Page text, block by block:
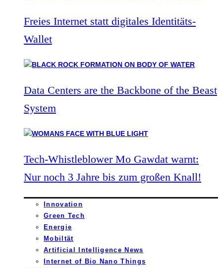
Freies Internet statt digitales Identitäts-
Wallet
Data Centers are the Backbone of the Beast
System
Tech-Whistleblower Mo Gawdat warnt:
Nur noch 3 Jahre bis zum großen Knall!
Innovation
Green Tech
Energie
Mobiltät
Artificial Intelligence News
Internet of Bio Nano Things